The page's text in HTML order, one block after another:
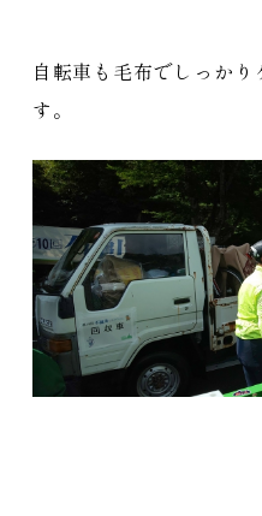
自転車も毛布でしっか
す。